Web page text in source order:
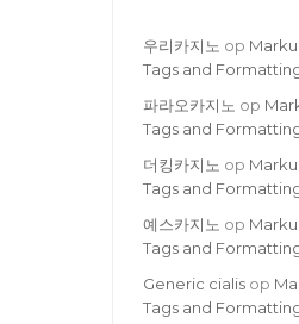
우리카지노 op
Tags and
파라오카지노 op
Tags and
더킹카지노 op
Tags and
예스카지노 op
Tags and
Generic cialisop
Tags and